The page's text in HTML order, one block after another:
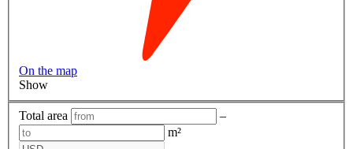
On the map
Show
Total area
–
m²